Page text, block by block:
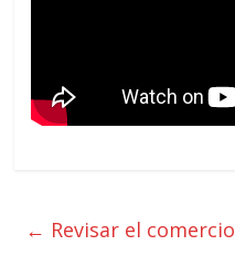
← Revisar el